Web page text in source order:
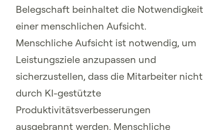
Belegschaft beinhaltet die Notwendigkeit
einer menschlichen Aufsicht.
Menschliche Aufsicht ist notwendig, um
Leistungsziele anzupassen und
sicherzustellen, dass die Mitarbeiter nicht
durch KI-gestützte
Produktivitätsverbesserungen
ausgebrannt werden. Menschliche